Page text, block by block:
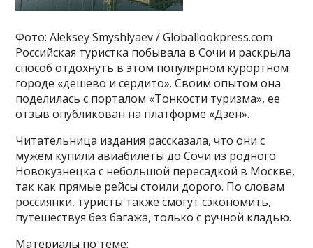
Фото: Aleksey Smyshlyaev / Globallookpress.com
Российская туристка побывала в Сочи и раскрыла
способ отдохнуть в этом популярном курортном
городе «дешево и сердито». Своим опытом она
поделилась с порталом «Тонкости туризма», ее
отзыв опубликован на платформе «Дзен».
Читательница издания рассказала, что они с
мужем купили авиабилеты до Сочи из родного
Новокузнецка с небольшой пересадкой в Москве,
так как прямые рейсы стоили дорого. По словам
россиянки, туристы также смогут сэкономить,
путешествуя без багажа, только с ручной кладью.
Материалы по теме: